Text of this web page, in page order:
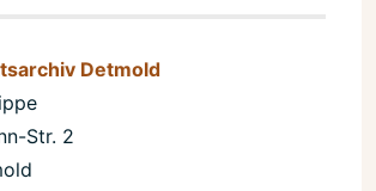
Detmold
Str. 2